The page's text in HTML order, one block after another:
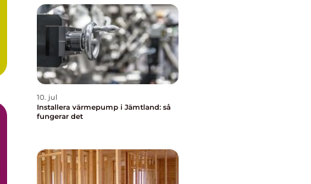
10. jul
Installera värmepump i Jämtland: så
fungerar det